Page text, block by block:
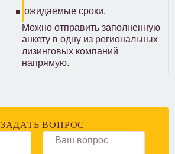
ожидаемые сроки.
Можно отправить заполненную
анкету в одну из региональных
лизинговых компаний
напрямую.
ЗАДАТЬ ВОПРОС